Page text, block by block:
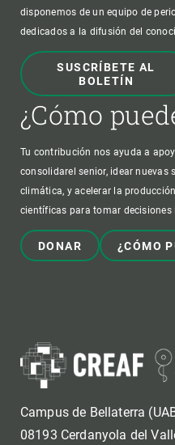
disponemos de un equipo de
dedicados a la difusión del
SUSCRÍBETE AL
BOLETÍN
¿Cómo
Tu contribución nos ayuda a
consolidarel senior, idear nuevas
climática, y acelerar la
científicas para tomar decisiones
DONAR ¿CÓMO
Campus de Bellaterra
08193 Cerdanyola del